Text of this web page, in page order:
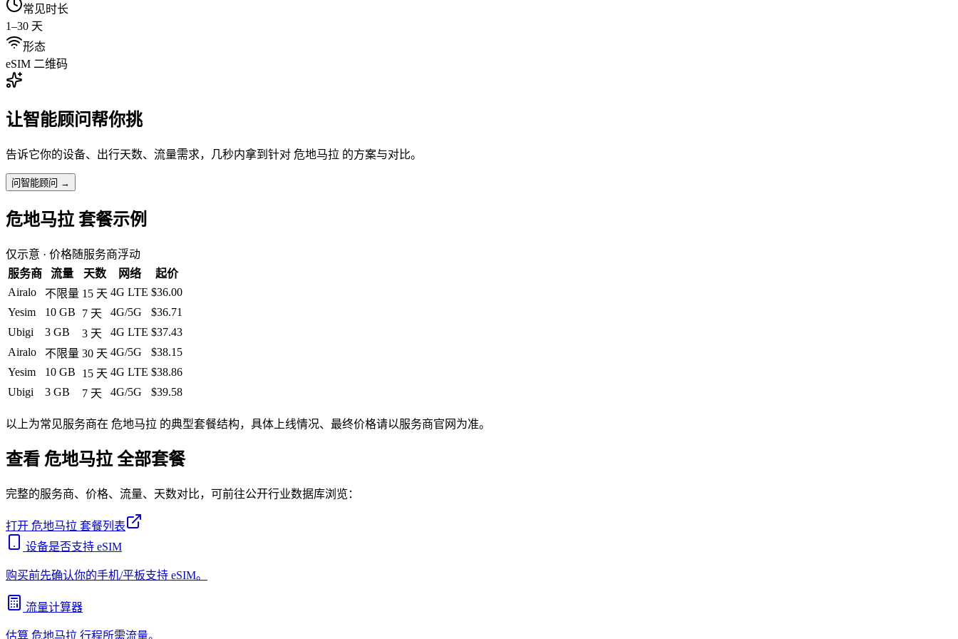
常见时长
1–30 天
形态
eSIM 二维码
让智能顾问帮你挑
告诉它你的设备、出行天数、流量需求，几秒内拿到针对 危地马拉 的方案与对比。
问智能顾问 →
危地马拉 套餐示例
仅示意 · 价格随服务商浮动
服务商
流量 天数 网络
起价
Airalo
不限量 15 天 4G LTE $36.00
Yesim
10 GB 7 天 4G/5G
$36.71
Ubigi
3 GB 3 天 4G LTE $37.43
Airalo
不限量 30 天 4G/5G
$38.15
Yesim
10 GB 15 天 4G LTE $38.86
Ubigi
3 GB 7 天 4G/5G $39.58
以上为常见服务商在 危地马拉 的典型套餐结构，具体上线情况、最终价格请以服务商官网为准。
查看 危地马拉全部套餐
完整的服务商、价格、流量、天数对比，可前往公开行业数据库浏览：
打开 危地马拉 套餐列表
设备是否支持 eSIM
购买前先确认你的手机/平板支持 eSIM。
流量计算器
估算 危地马拉 行程所需流量。